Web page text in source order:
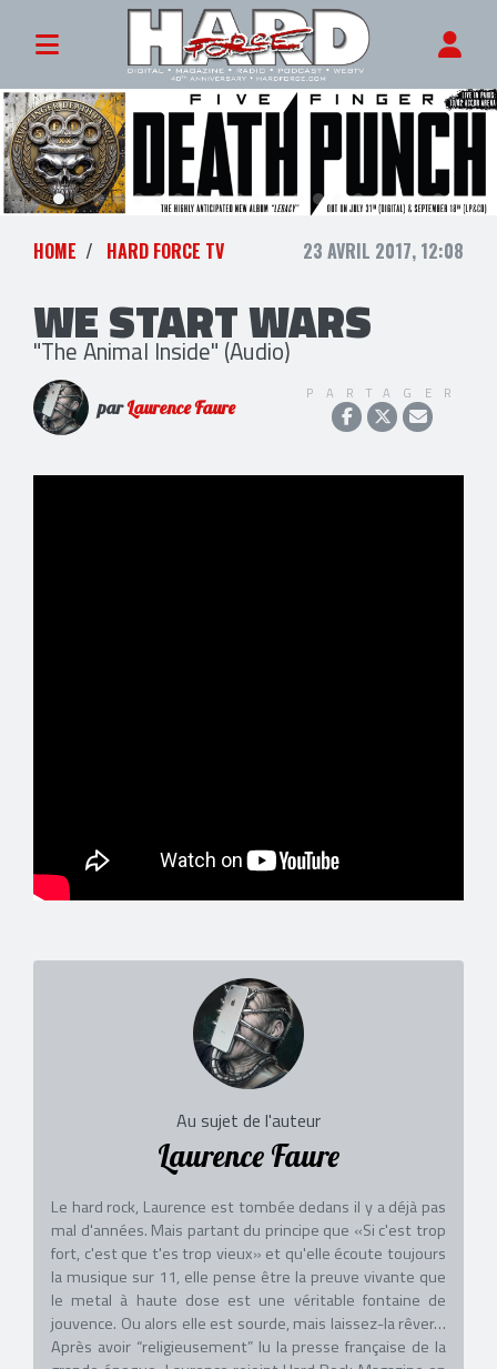
HOME HARD FORCE TV 23 AVRIL 2017, 12:08
WE START WARS
"The Animal Inside" (Audio)
parLaurence Faure
PARTAGER
Au sujet de l'auteur
Laurence Faure
Le hard rock, Laurence est tombée dedans il y a déjà pas
mal d'années. Mais partant du principe que «Si c'est trop
fort, c'est que t'es trop vieux» et qu'elle écoute toujours
la musique sur 11, elle pense être la preuve vivante que
le metal à haute dose est une véritable fontaine de
jouvence. Ou alors elle est sourde, mais laissez-la rêver…
Après avoir “religieusement” lu la presse française de la